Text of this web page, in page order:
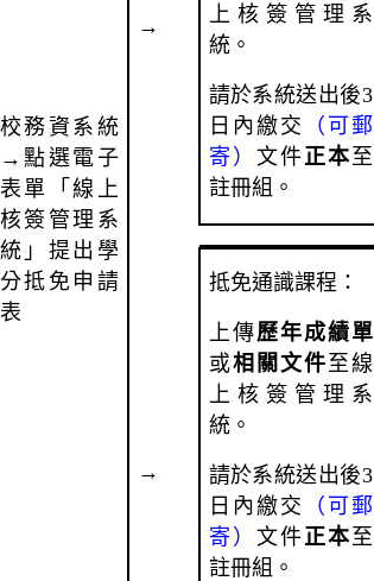
校務資系統
→點選電子
表單「線上
核簽管理系
統」提出學
分抵免申請
表
上核簽管理系
統。
請於系統送出後3
日內繳交
（可郵
寄） 文件正本至
註冊組。
抵免通識課程：
上傳歷年成績單
或相關文件至線
上核簽管理系
統。
請於系統送出後3
日內繳交
（可郵
寄） 文件正本至
註冊組。
→
→